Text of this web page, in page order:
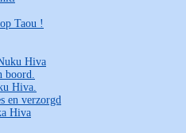
Taou !
Hiva
boord.
Hiva.
en verzorgd
Hiva